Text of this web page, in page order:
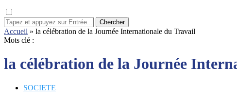
Chercher
Accueil » la célébration de la Journée Internationale du Travail
Mots clé :
la célébration de la Journée
SOCIETE